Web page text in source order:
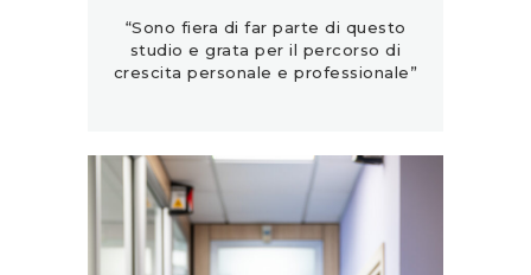
“Sono fiera di far parte di questo
studio e grata per il percorso di
crescita personale e professionale”